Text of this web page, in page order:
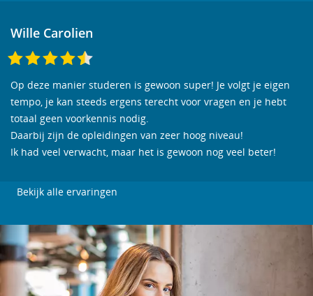
Wille Carolien
Op deze manier studeren is gewoon super! Je volgt je eigen
tempo, je kan steeds ergens terecht voor vragen en je hebt
totaal geen voorkennis nodig.
Daarbij zijn de opleidingen van zeer hoog niveau!
Ik had veel verwacht, maar het is gewoon nog veel beter!
Bekijk alle ervaringen